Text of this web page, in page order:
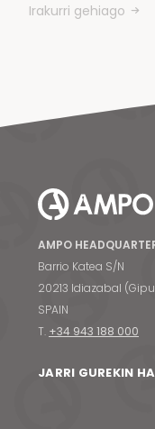
Irakurri gehiago
AMPO
Barrio Katea S/N
20213 Idiazabal
SPAIN
T. +34 943 188 000
JARRI GUREKIN